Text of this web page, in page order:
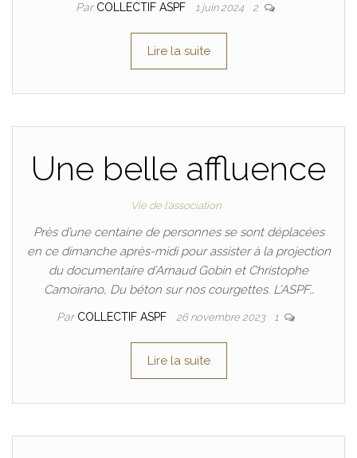
Par COLLECTIF ASPF 1 juin 2024 2
Lire la suite
Une belle affluence
Vie de l'association
Près d’une centaine de personnes se sont déplacées
en ce dimanche après-midi pour assister à la projection
du documentaire d’Arnaud Gobin et Christophe
Camoirano, Du béton sur nos courgettes. L’ASPF…
Par COLLECTIF ASPF 26 novembre 2023 1
Lire la suite